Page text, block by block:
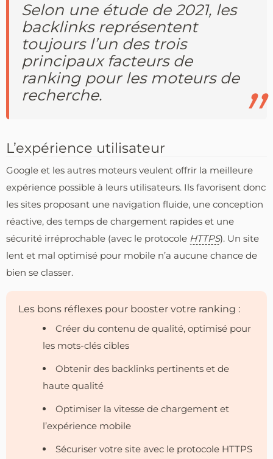
Selon une étude de 2021, les
backlinks représentent
toujours l’un des trois
principaux facteurs de
ranking pour les moteurs de
recherche.
L’expérience utilisateur
Google et les autres moteurs veulent offrir la meilleure
expérience possible à leurs utilisateurs. Ils favorisent donc
les sites proposant une navigation fluide, une conception
réactive, des temps de chargement rapides et une
sécurité irréprochable (avec le protocole HTTPS). Un site
lent et mal optimisé pour mobile n’a aucune chance de
bien se classer.
Les bons réflexes pour booster votre ranking :
Créer du contenu de qualité, optimisé pour
les mots-clés cibles
Obtenir des backlinks pertinents et de
haute qualité
Optimiser la vitesse de chargement et
l’expérience mobile
Sécuriser votre site avec le protocole HTTPS